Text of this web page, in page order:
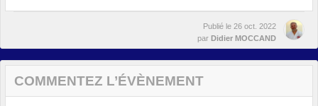
Publié le 26 oct. 2022
par Didier MOCCAND
COMMENTEZ L’ÉVÈNEMENT